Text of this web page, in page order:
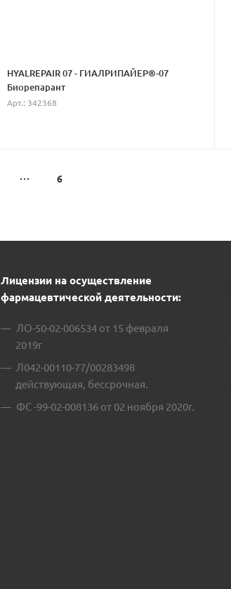
HYALREPAIR 07 - ГИАЛРИПАЙЕР®-07
Биорепарант
Арт.: 342368
6
Лицензии на осуществление
фармацевтической деятельности:
ЛО-50-02-006534 от 15 февраля
2019г
Л042-00110-77/00283498
действующая, бессрочная.
ФС -99-02-008136 от 02 ноября 2020г.